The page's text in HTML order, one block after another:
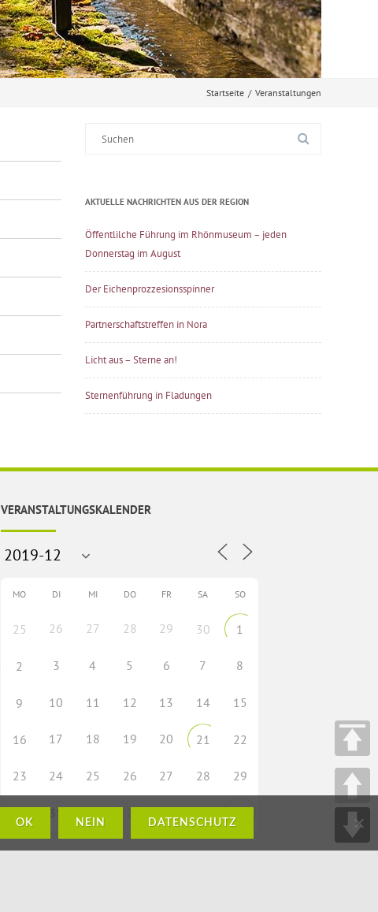
Startseite / Veranstaltungen
AKTUELLE NACHRICHTEN AUS DER REGION
Öffentlilche Führung im Rhönmuseum – jeden
Donnerstag im August
Der Eichenprozzesionsspinner
Partnerschaftstreffen in Nora
Licht aus – Sterne an!
Sternenführung in Fladungen
VERANSTALTUNGSKALENDER
MO DI MI DO FR SA SO
25 26 27 28 29 30 1
2 3 4 5 6 7 8
9 10 11 12 13 14 15
16 17 18 19 20 21 22
23 24 25 26 27 28 29
30 31 1 2 3 4
OK NEIN DATENSCHUTZ